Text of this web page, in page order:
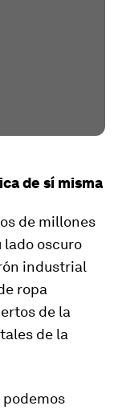
de sí misma
de millones
lado oscuro
industrial
ropa
de la
de la